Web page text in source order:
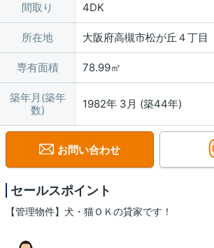
間取り 4DK
所在地 大阪府高槻市松が丘４丁目
専有面積 78.99㎡
築年月(築年
数)
1982年 3月 (築44年)
お問い合わせ
セールスポイント
【管理物件】犬・猫ＯＫの貸家です！